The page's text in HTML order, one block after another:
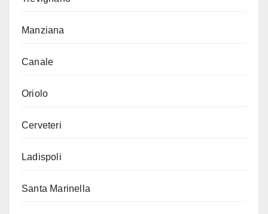
Manziana
Canale
Oriolo
Cerveteri
Ladispoli
Santa Marinella